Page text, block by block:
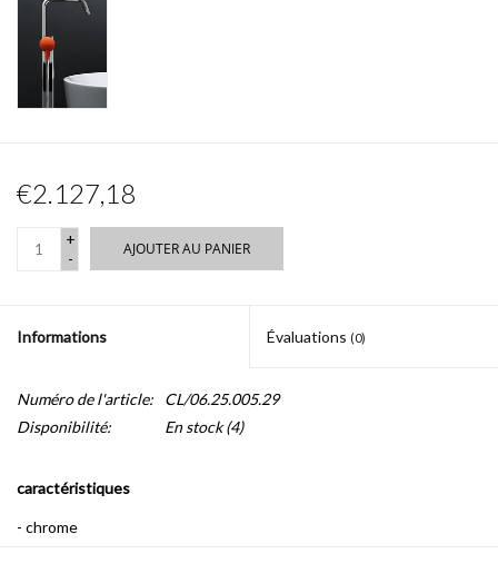
€2.127,18
+
-
AJOUTER AU PANIER
Informations Évaluations (0)
Numéro de l'article:
CL/06.25.005.29
Disponibilité:
En stock(4)
caractéristiques
- chrome